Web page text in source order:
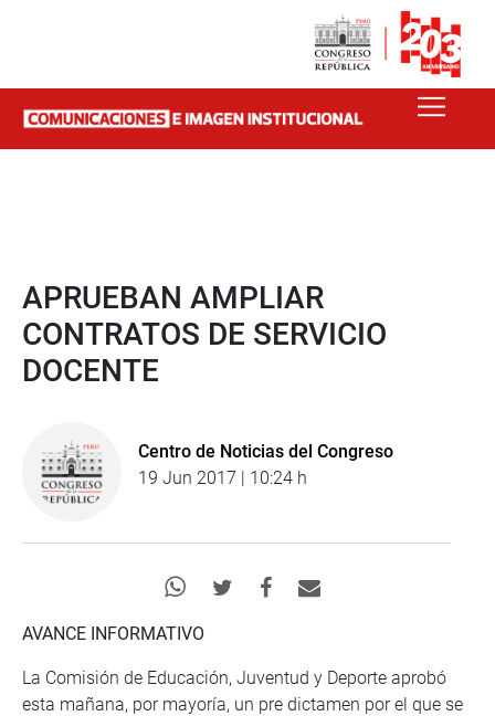
APRUEBAN AMPLIAR
CONTRATOS DE SERVICIO
DOCENTE
Centro de Noticias del Congreso
19 Jun 2017 | 10:24 h
AVANCE INFORMATIVO
La Comisión de Educación, Juventud y Deporte aprobó
esta mañana, por mayoría, un pre dictamen por el que se